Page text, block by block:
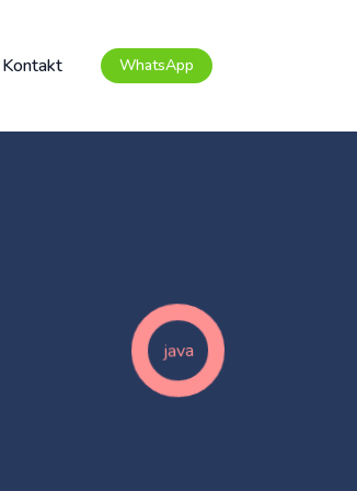
Kontakt WhatsApp
java